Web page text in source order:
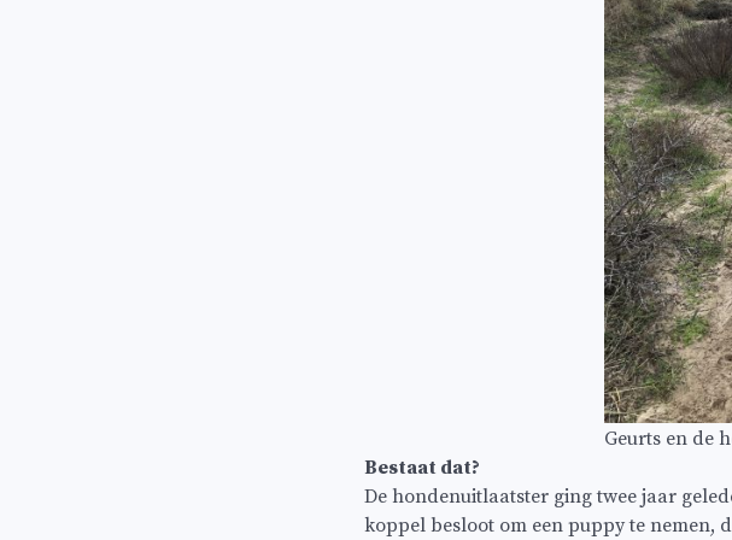
Geurts en de
Bestaat dat?
De hondenuitlaatster ging twee jaar
koppel besloot om een puppy te nemen,